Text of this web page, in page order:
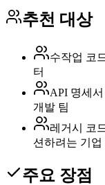
추천 대상
수작업 코
터
API 명세
개발 팀
레거시 코
션하려는 기업
주요 장점